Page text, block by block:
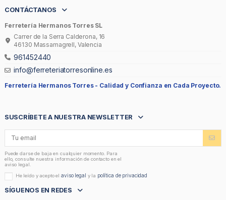
CONTÁCTANOS
Ferretería Hermanos Torres SL
Carrer de la Serra Calderona, 16
46130 Massamagrell, Valencia
961452440
info@ferreteriatorresonline.es
Ferretería Hermanos Torres - Calidad y Confianza en Cada Proyecto.
SUSCRÍBETE A NUESTRA NEWSLETTER
Puede darse de baja en cualquier momento. Para
ello, consulte nuestra información de contacto en el
aviso legal.
He leído y acepto elaviso legal y la política de privacidad
SÍGUENOS EN REDES